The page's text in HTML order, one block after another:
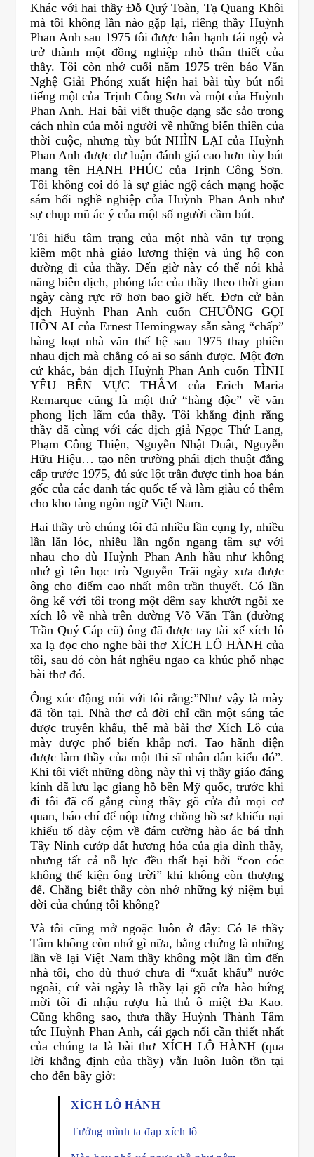
Khác với hai thầy Đỗ Quý Toàn, Tạ Quang Khôi
mà tôi không lần nào gặp lại, riêng thầy Huỳnh
Phan Anh sau 1975 tôi được hân hạnh tái ngộ và
trở thành một đồng nghiệp nhỏ thân thiết của
thầy. Tôi còn nhớ cuối năm 1975 trên báo Văn
Nghệ Giải Phóng xuất hiện hai bài tùy bút nổi
tiếng một của Trịnh Công Sơn và một của Huỳnh
Phan Anh. Hai bài viết thuộc dạng sắc sảo trong
cách nhìn của mỗi người về những biến thiên của
thời cuộc, nhưng tùy bút NHÌN LẠI của Huỳnh
Phan Anh được dư luận đánh giá cao hơn tùy bút
mang tên HẠNH PHÚC của Trịnh Công Sơn.
Tôi không coi đó là sự giác ngộ cách mạng hoặc
sám hối nghề nghiệp của Huỳnh Phan Anh như
sự chụp mũ ác ý của một số người cầm bút.
Tôi hiểu tâm trạng của một nhà văn tự trọng
kiêm một nhà giáo lương thiện và ủng hộ con
đường đi của thầy. Đến giờ này có thể nói khả
năng biên dịch, phóng tác của thầy theo thời gian
ngày càng rực rỡ hơn bao giờ hết. Đơn cử bản
dịch Huỳnh Phan Anh cuốn CHUÔNG GỌI
HỒN AI của Ernest Hemingway sẵn sàng “chấp”
hàng loạt nhà văn thế hệ sau 1975 thay phiên
nhau dịch mà chẳng có ai so sánh được. Một đơn
cử khác, bản dịch Huỳnh Phan Anh cuốn TÌNH
YÊU BÊN VỰC THẲM của Erich Maria
Remarque cũng là một thứ “hàng độc” về văn
phong lịch lãm của thầy. Tôi khẳng định rằng
thầy đã cùng với các dịch giả Ngọc Thứ Lang,
Phạm Công Thiện, Nguyễn Nhật Duật, Nguyễn
Hữu Hiệu… tạo nên trường phái dịch thuật đẳng
cấp trước 1975, đủ sức lột trần được tinh hoa bản
gốc của các danh tác quốc tế và làm giàu có thêm
cho kho tàng ngôn ngữ Việt Nam.
Hai thầy trò chúng tôi đã nhiều lần cụng ly, nhiều
lần lăn lóc, nhiều lần ngổn ngang tâm sự với
nhau cho dù Huỳnh Phan Anh hầu như không
nhớ gì tên học trò Nguyễn Trãi ngày xưa được
ông cho điểm cao nhất môn trần thuyết. Có lần
ông kể với tôi trong một đêm say khướt ngồi xe
xích lô về nhà trên đường Võ Văn Tần (đường
Trần Quý Cáp cũ) ông đã được tay tài xế xích lô
xa lạ đọc cho nghe bài thơ XÍCH LÔ HÀNH của
tôi, sau đó còn hát nghêu ngao ca khúc phổ nhạc
bài thơ đó.
Ông xúc động nói với tôi rằng:”Như vậy là mày
đã tồn tại. Nhà thơ cả đời chỉ cần một sáng tác
được truyền khẩu, thế mà bài thơ Xích Lô của
mày được phổ biến khắp nơi. Tao hãnh diện
được làm thầy của một thi sĩ nhân dân kiểu đó”.
Khi tôi viết những dòng này thì vị thầy giáo đáng
kính đã lưu lạc giang hồ bên Mỹ quốc, trước khi
đi tôi đã cố gắng cùng thầy gõ cửa đủ mọi cơ
quan, báo chí để nộp từng chồng hồ sơ khiếu nại
khiếu tố dày cộm về đám cường hào ác bá tỉnh
Tây Ninh cướp đất hương hỏa của gia đình thầy,
nhưng tất cả nỗ lực đều thất bại bởi “con cóc
không thể kiện ông trời” khi không còn thượng
đế. Chẳng biết thầy còn nhớ những kỷ niệm bụi
đời của chúng tôi không?
Và tôi cũng mở ngoặc luôn ở đây: Có lẽ thầy
Tâm không còn nhớ gì nữa, bằng chứng là những
lần về lại Việt Nam thầy không một lần tìm đến
nhà tôi, cho dù thuở chưa đi “xuất khẩu” nước
ngoài, cứ vài ngày là thầy lại gõ cửa hào hứng
mời tôi đi nhậu rượu hà thủ ô miệt Đa Kao.
Cũng không sao, thưa thầy Huỳnh Thành Tâm
tức Huỳnh Phan Anh, cái gạch nối cần thiết nhất
của chúng ta là bài thơ XÍCH LÔ HÀNH (qua
lời khẳng định của thầy) vẫn luôn luôn tồn tại
cho đến bây giờ:
XÍCH LÔ HÀNH
Tưởng mình ta đạp xích lô